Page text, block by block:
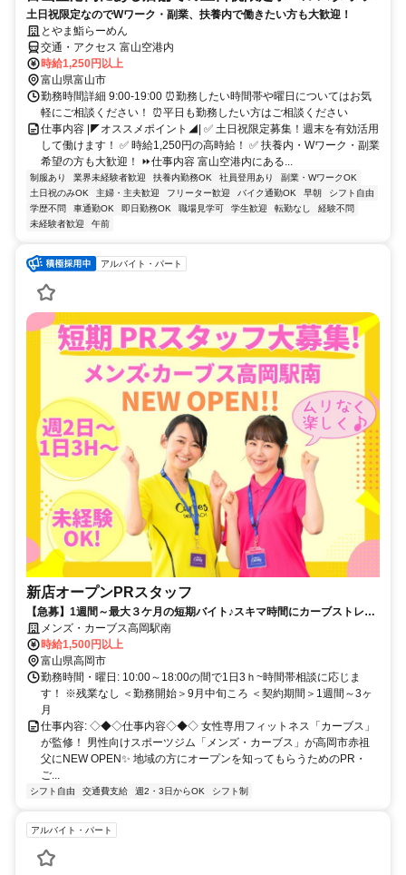
土日祝限定なのでWワーク・副業、扶養内で働きたい方も大歓迎！
とやま鮨らーめん
交通・アクセス 富山空港内
時給1,250円以上
富山県富山市
勤務時間詳細 9:00-19:00 ⏰勤務したい時間帯や曜日についてはお気
軽にご相談ください！ ⏰平日も勤務したい方はご相談ください
仕事内容 |◤オススメポイント◢| ✅ 土日祝限定募集！週末を有効活用
して働けます！ ✅ 時給1,250円の高時給！ ✅ 扶養内・Wワーク・副業
希望の方も大歓迎！ ⏩仕事内容 富山空港内にある...
制服あり 業界未経験者歓迎 扶養内勤務OK 社員登用あり
副業・WワークOK
土日祝のみOK
主婦・主夫歓迎 フリーター歓迎 バイク通勤OK 早朝
シフト自由
学歴不問
車通勤OK 即日勤務OK 職場見学可 学生歓迎 転勤なし
経験不問
未経験者歓迎
午前
アルバイト・パート
新店オープンPRスタッフ
【急募】1週間～最大３ケ月の短期バイト♪スキマ時間にカーブストレー
ニング器具を使って運動ができる！車通勤可
メンズ・カーブス高岡駅南
時給1,500円以上
富山県高岡市
勤務時間・曜日: 10:00～18:00の間で1日3ｈ~時間帯相談に応じま
す！ ※残業なし ＜勤務開始＞9月中旬ころ ＜契約期間＞1週間～3ヶ
月
仕事内容: ◇◆◇仕事内容◇◆◇ 女性専用フィットネス「カーブス」
が監修！ 男性向けスポーツジム「メンズ・カーブス」が高岡市赤祖
父にNEW OPEN✨ 地域の方にオープンを知ってもらうためのPR・
ご...
シフト自由 交通費支給 週2・3日からOK シフト制
アルバイト・パート